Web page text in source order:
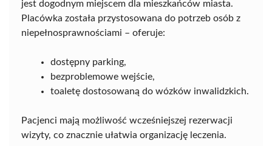
jest dogodnym miejscem dla mieszkańców miasta.
Placówka została przystosowana do potrzeb osób z
niepełnosprawnościami – oferuje:
dostępny parking,
bezproblemowe wejście,
toaletę dostosowaną do wózków inwalidzkich.
Pacjenci mają możliwość wcześniejszej rezerwacji
wizyty, co znacznie ułatwia organizację leczenia.